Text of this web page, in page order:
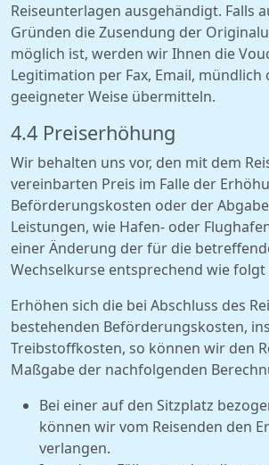
Reiseunterlagen ausgehändigt. Falls
Gründen die Zusendung der
möglich ist, werden wir Ihnen die
Legitimation per Fax, Email,
geeigneter Weise übermitteln.
4.4 Preiserhöhung
Wir behalten uns vor, den mit dem
vereinbarten Preis im Falle der
Beförderungskosten oder der
Leistungen, wie Hafen- oder
einer Änderung der für die
Wechselkurse entsprechend wie folgt
Erhöhen sich die bei Abschluss des
bestehenden Beförderungskosten,
Treibstoffkosten, so können wir den
Maßgabe der nachfolgenden
Bei einer auf den Sitzplatz
können wir vom Reisenden den
verlangen.